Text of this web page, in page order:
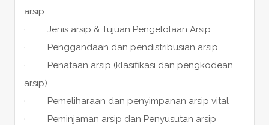
arsip
· Jenis arsip & Tujuan Pengelolaan Arsip
· Penggandaan dan pendistribusian arsip
· Penataan arsip (klasifikasi dan pengkodean
arsip)
· Pemeliharaan dan penyimpanan arsip vital
· Peminjaman arsip dan Penyusutan arsip